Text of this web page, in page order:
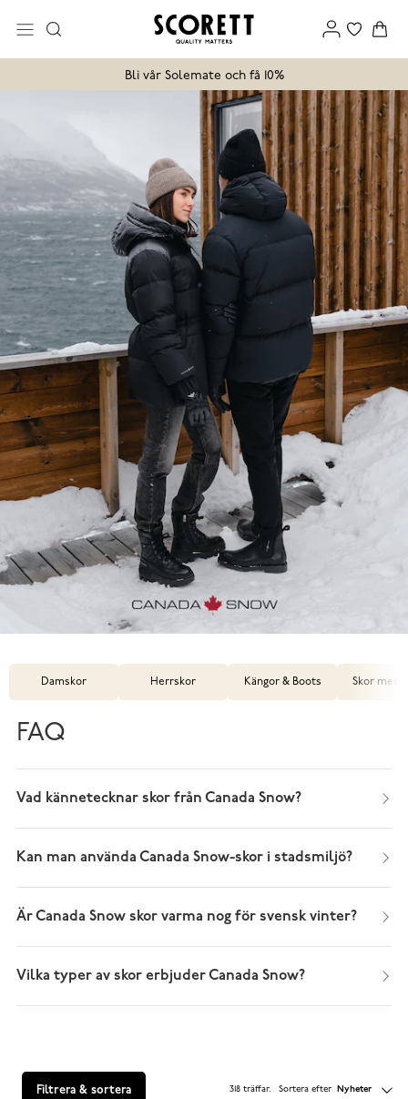
Bli vår Solemate och få 10%
Damskor Herrskor Kängor & Boots Skor med
FAQ
Vad kännetecknar skor från Canada Snow?
Kan man använda Canada Snow-skor i stadsmiljö?
Är Canada Snow skor varma nog för svensk vinter?
Vilka typer av skor erbjuder Canada Snow?
Filtrera & sortera 318 träffar. Sortera efter Nyheter